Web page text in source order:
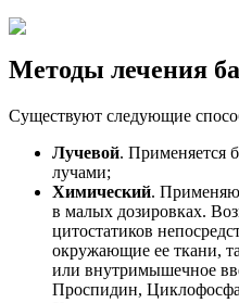
Методы лечения
Существуют следующие
Лучевой. Применяется
лучами;
Химический.
в малых дозировках.
цитостатиков
окружающие ее ткани,
или внутримышечное
Проспидин,